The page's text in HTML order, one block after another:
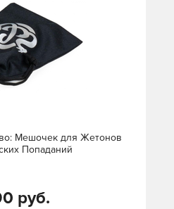
Мешочек для Жетонов
Попаданий
руб.